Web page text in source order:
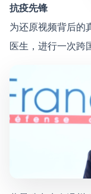
抗疫先锋
为还原视频背后的
医生，进行一次跨